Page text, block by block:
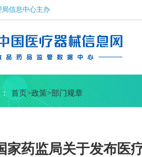
首页>政策>部门规章
家药监局关于发布医